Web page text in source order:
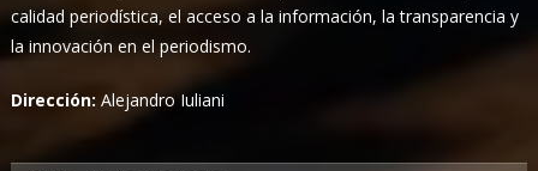
calidad periodística, el acceso a la información, la transparencia y
la innovación en el periodismo.
Dirección:Alejandro Iuliani